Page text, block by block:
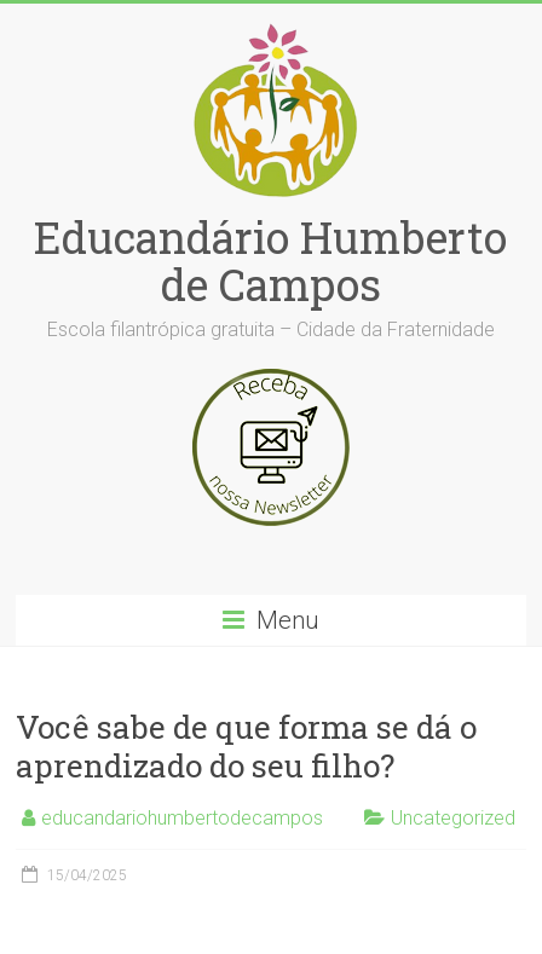
Educandário Humberto
de Campos
Escola filantrópica gratuita – Cidade da Fraternidade
Menu
Você sabe de que forma se dá o
aprendizado do seu filho?
educandariohumbertodecampos Uncategorized
15/04/2025